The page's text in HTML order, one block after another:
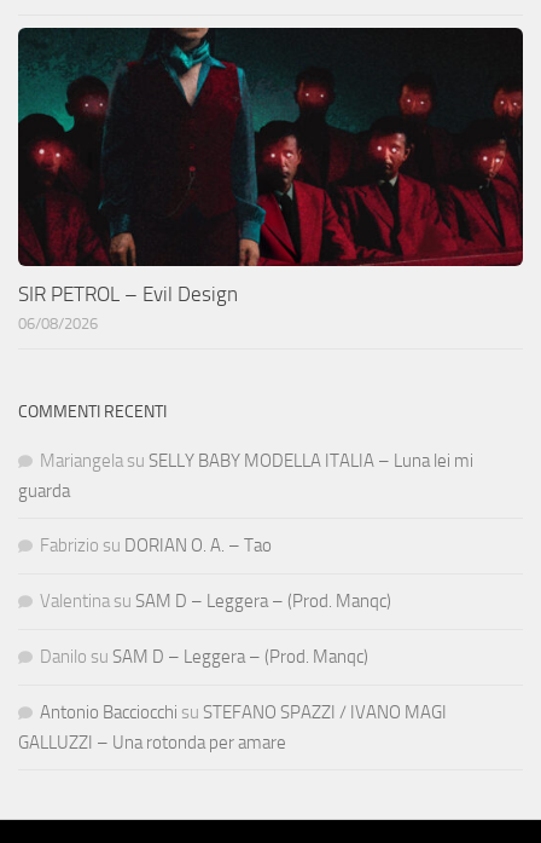
SIR PETROL – Evil Design
06/08/2026
COMMENTI RECENTI
Mariangela su SELLY BABY MODELLA ITALIA – Luna lei mi
guarda
Fabrizio su DORIAN O. A. – Tao
Valentina su SAM D – Leggera – (Prod. Manqc)
Danilo su SAM D – Leggera – (Prod. Manqc)
Antonio Bacciocchi su STEFANO SPAZZI / IVANO MAGI
GALLUZZI – Una rotonda per amare